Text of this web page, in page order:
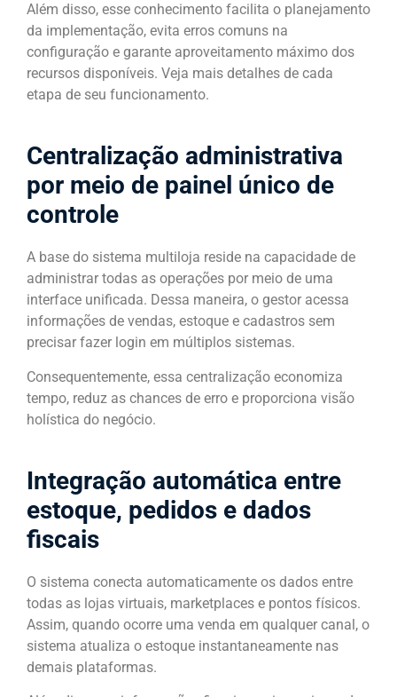
Além disso, esse conhecimento facilita o planejamento
da implementação, evita erros comuns na
configuração e garante aproveitamento máximo dos
recursos disponíveis. Veja mais detalhes de cada
etapa de seu funcionamento.
Centralização administrativa
por meio de painel único de
controle
A base do sistema multiloja reside na capacidade de
administrar todas as operações por meio de uma
interface unificada. Dessa maneira, o gestor acessa
informações de vendas, estoque e cadastros sem
precisar fazer login em múltiplos sistemas.
Consequentemente, essa centralização economiza
tempo, reduz as chances de erro e proporciona visão
holística do negócio.
Integração automática entre
estoque, pedidos e dados
fiscais
O sistema conecta automaticamente os dados entre
todas as lojas virtuais, marketplaces e pontos físicos.
Assim, quando ocorre uma venda em qualquer canal, o
sistema atualiza o estoque instantaneamente nas
demais plataformas.